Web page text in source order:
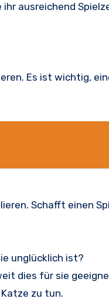
ausreichend
Es ist wichtig,
Schafft einen
unglücklich ist?
dies für sie
zu tun.